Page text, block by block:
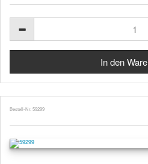
Bestell-Nr. 59299